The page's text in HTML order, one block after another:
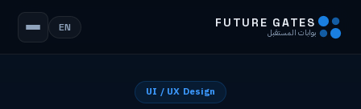
FUTURE GATES
بوابات المستقبل EN
UI / UX Design